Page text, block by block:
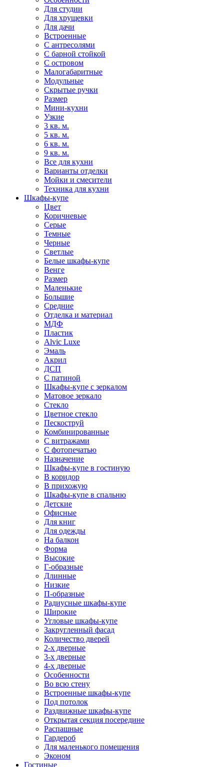
Для студии
Для хрущевки
Для дачи
Встроенные
С антресолями
С барной стойкой
С островом
Малогабаритные
Модульные
Скрытые ручки
Размер
Мини-кухни
Узкие
3 кв. м.
5 кв. м.
6 кв. м.
9 кв. м.
Все для кухни
Варианты отделки
Мойки и смесители
Техника для кухни
Шкафы-купе
Цвет
Коричневые
Серые
Темные
Черные
Светлые
Белые шкафы-купе
Венге
Размер
Маленькие
Большие
Средние
Отделка и материал
МДФ
Пластик
Alvic Luxe
Эмаль
Акрил
ДСП
С патиной
Шкафы-купе с зеркалом
Матовое зеркало
Стекло
Цветное стекло
Пескоструй
Комбинированные
С витражами
С фотопечатью
Назначение
Шкафы-купе в гостиную
В коридор
В прихожую
Шкафы-купе в спальню
Детские
Офисные
Для книг
Для одежды
На балкон
Форма
Высокие
Г-образные
Длинные
Низкие
П-образные
Радиусные шкафы-купе
Широкие
Угловые шкафы-купе
Закругленный фасад
Количество дверей
2-х дверные
3-х дверные
4-х дверные
Особенности
Во всю стену
Встроенные шкафы-купе
Под потолок
Раздвижные шкафы-купе
Открытая секция посередине
Распашные
Гардероб
Для маленького помещения
Эконом
Гостиные